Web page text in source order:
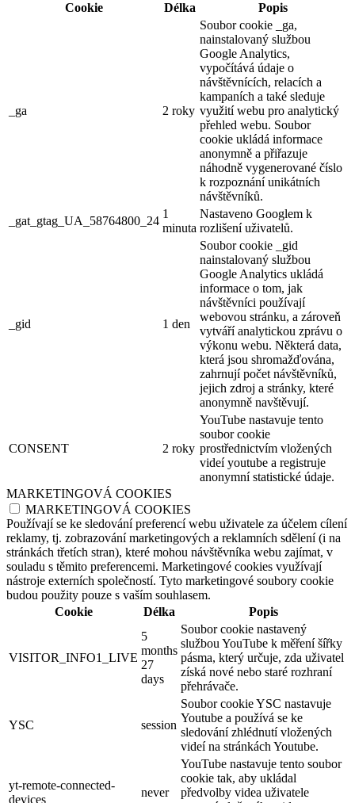
Cookie
Délka Popis
_ga 2 roky
Soubor cookie _ga,
nainstalovaný službou
Google Analytics,
vypočítává údaje o
návštěvnících, relacích a
kampaních a také sleduje
využití webu pro analytický
přehled webu. Soubor
cookie ukládá informace
anonymně a přiřazuje
náhodně vygenerované číslo
k rozpoznání unikátních
návštěvníků.
_gat_gtag_UA_58764800_24
1
minuta
Nastaveno Googlem k
rozlišení uživatelů.
_gid 1 den
Soubor cookie _gid
nainstalovaný službou
Google Analytics ukládá
informace o tom, jak
návštěvníci používají
webovou stránku, a zároveň
vytváří analytickou zprávu o
výkonu webu. Některá data,
která jsou shromažďována,
zahrnují počet návštěvníků,
jejich zdroj a stránky, které
anonymně navštěvují.
CONSENT 2 roky
YouTube nastavuje tento
soubor cookie
prostřednictvím vložených
videí youtube a registruje
anonymní statistické údaje.
MARKETINGOVÁ COOKIES
MARKETINGOVÁ COOKIES
Používají se ke sledování preferencí webu uživatele za účelem cílení
reklamy, tj. zobrazování marketingových a reklamních sdělení (i na
stránkách třetích stran), které mohou návštěvníka webu zajímat, v
souladu s těmito preferencemi. Marketingové cookies využívají
nástroje externích společností. Tyto marketingové soubory cookie
budou použity pouze s vaším souhlasem.
Cookie
Délka Popis
VISITOR_INFO1_LIVE
5
months
27
days
Soubor cookie nastavený
službou YouTube k měření šířky
pásma, který určuje, zda uživatel
získá nové nebo staré rozhraní
přehrávače.
YSC session
Soubor cookie YSC nastavuje
Youtube a používá se ke
sledování zhlédnutí vložených
videí na stránkách Youtube.
yt-remote-connected-
devices
never
YouTube nastavuje tento soubor
cookie tak, aby ukládal
předvolby videa uživatele